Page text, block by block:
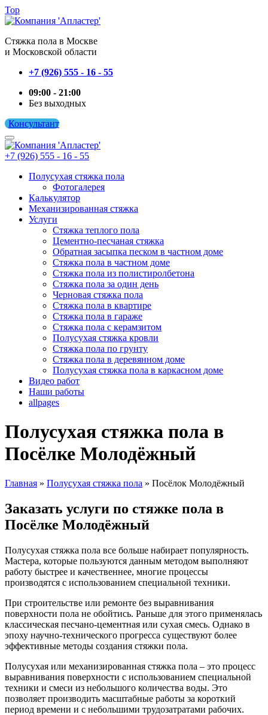
Top
Cтяжка пола в Москве
и Московской области
+7 (926) 555 - 16 - 55
09:00 - 21:00
Без выходных
Консультант
+7 (926) 555 - 16 - 55
Полусухая стяжка пола
Фотогалерея
Калькулятор
Механизированная стяжка
Услуги
Стяжка теплого пола
Цементно-песчаная стяжка
Обратная засыпка песком в частном доме
Стяжка пола в частном доме
Стяжка пола из полистиролбетона
Стяжка пола за один день
Черновая стяжка пола
Стяжка пола в квартире
Стяжка пола в гараже
Стяжка пола с керамзитом
Полусухая стяжка кровли
Стяжка пола по грунту
Стяжка пола в деревянном доме
Полусухая стяжка пола в каркасном доме
Видео работ
Наши работы
allpages
Полусухая стяжка пола в
Посёлке Молодёжный
Главная » Полусухая стяжка пола » Посёлок Молодёжный
Заказать услуги по стяжке пола в
Посёлке Молодёжный
Полусухая стяжка пола все больше набирает популярность.
Мастера, которые пользуются данным методом выполняют
работу быстрее и качественнее, многие процессы
производятся с использованием специальной техники.
При строительстве или ремонте без выравнивания
поверхности пола не обойтись. Раньше для этого применялась
классическая песчано-цементная или сухая смесь. Однако в
эпоху научно-технического прогресса существуют более
эффективные методы создания стяжки пола.
Полусухая или механизированная стяжка пола – это процесс
выравнивания поверхности с использованием специальной
техники и смеси из небольшого количества воды. Это
позволяет производить масштабные работы за короткий
период времени и с небольшими трудозатратами рабочих.